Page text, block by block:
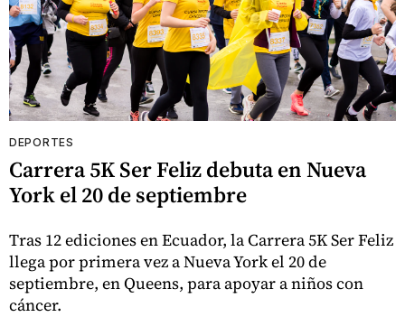
DEPORTES
Carrera 5K Ser Feliz debuta en Nueva
York el 20 de septiembre
Tras 12 ediciones en Ecuador, la Carrera 5K Ser Feliz
llega por primera vez a Nueva York el 20 de
septiembre, en Queens, para apoyar a niños con
cáncer.